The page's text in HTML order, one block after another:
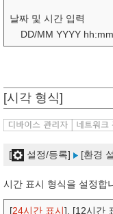
날짜 및 시간 입력
DD/MM YYYY hh:mm
[시각 형식]
[ 설정/등록] [환경
시간 표시 형식을 설정합
[24시간 표시], [12시간